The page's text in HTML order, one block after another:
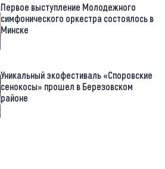
Первое выступление Молодежного
симфонического оркестра состоялось в
Минске
Уникальный экофестиваль «Споровские
сенокосы» прошел в Березовском
районе